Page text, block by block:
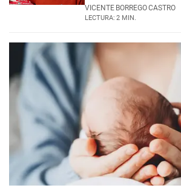
VICENTE BORREGO CASTRO
LECTURA: 2 MIN.